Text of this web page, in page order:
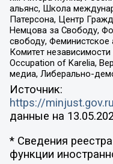
альянс, Школа
Патерсона, Центр
Немцова за Свободу,
свободу, Феминистское
Комитет
Occupation of Karelia,
медиа, Либерально-
Источник:
https://
данные на
* Сведения
функции